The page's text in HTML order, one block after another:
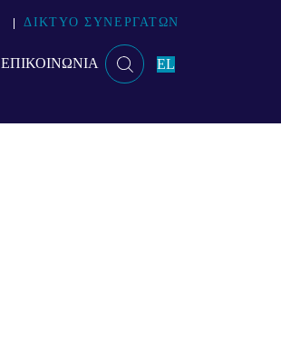
ΔΙΚΤΥΟ ΣΥΝΕΡΓΑΤΩΝ
ΕΠΙΚΟΙΝΩΝΙΑ EL